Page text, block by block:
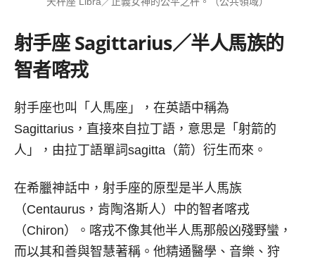
射手座Sagittarius／半人馬族的
智者喀戎
射手座也叫「人馬座」，在英語中稱為
Sagittarius，直接來自拉丁語，意思是「射箭的
人」，由拉丁語單詞sagitta（箭）衍生而來。
在希臘神話中，射手座的原型是半人馬族
（Centaurus，肯陶洛斯人）中的智者喀戎
（Chiron）。喀戎不像其他半人馬那般凶殘野蠻，
而以其和善與智慧著稱。他精通醫學、音樂、狩